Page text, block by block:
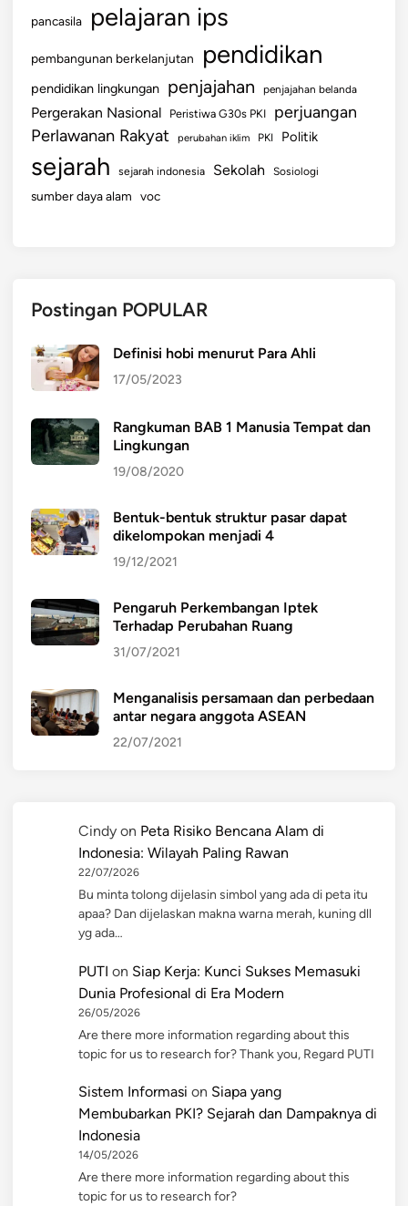
pancasila pelajaran ips
pembangunan berkelanjutan pendidikan
pendidikan lingkungan penjajahan penjajahan belanda
Pergerakan Nasional Peristiwa G30s PKI perjuangan
Perlawanan Rakyat perubahan iklim PKI Politik
sejarah sejarah indonesia Sekolah Sosiologi
sumber daya alam voc
Postingan POPULAR
Definisi hobi menurut Para Ahli
17/05/2023
Rangkuman BAB 1 Manusia Tempat dan
Lingkungan
19/08/2020
Bentuk-bentuk struktur pasar dapat
dikelompokan menjadi 4
19/12/2021
Pengaruh Perkembangan Iptek
Terhadap Perubahan Ruang
31/07/2021
Menganalisis persamaan dan perbedaan
antar negara anggota ASEAN
22/07/2021
Cindy on Peta Risiko Bencana Alam di
Indonesia: Wilayah Paling Rawan
22/07/2026
Bu minta tolong dijelasin simbol yang ada di peta itu
apaa? Dan dijelaskan makna warna merah, kuning dll
yg ada…
PUTI on Siap Kerja: Kunci Sukses Memasuki
Dunia Profesional di Era Modern
26/05/2026
Are there more information regarding about this
topic for us to research for? Thank you, Regard PUTI
Sistem Informasi on Siapa yang
Membubarkan PKI? Sejarah dan Dampaknya di
Indonesia
14/05/2026
Are there more information regarding about this
topic for us to research for?